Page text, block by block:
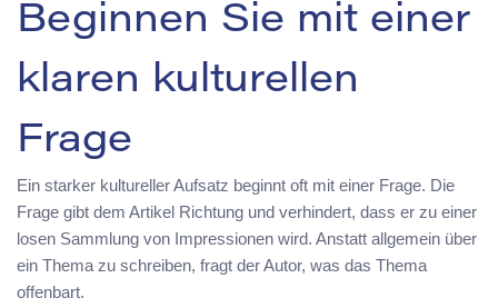
Beginnen Sie mit einer
klaren kulturellen
Frage
Ein starker kultureller Aufsatz beginnt oft mit einer Frage. Die
Frage gibt dem Artikel Richtung und verhindert, dass er zu einer
losen Sammlung von Impressionen wird. Anstatt allgemein über
ein Thema zu schreiben, fragt der Autor, was das Thema
offenbart.